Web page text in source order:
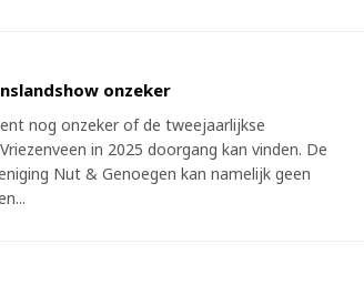
onzeker
nog onzeker of de tweejaarlijkse
in 2025 doorgang kan vinden. De
Nut & Genoegen kan namelijk geen